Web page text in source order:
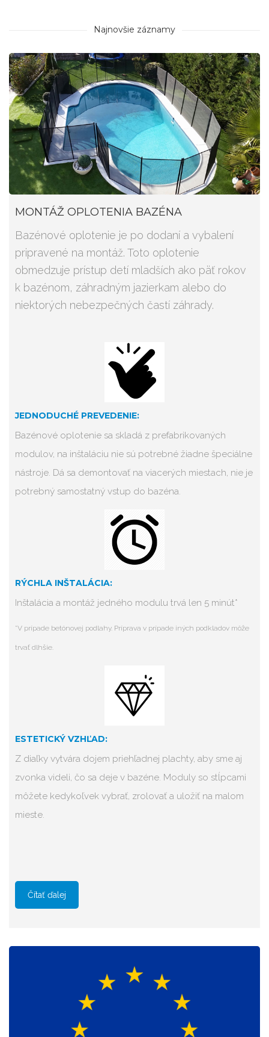
Najnovšie záznamy
MONTÁŽ OPLOTENIA BAZÉNA
Bazénové oplotenie je po dodaní a vybalení
pripravené na montáž. Toto oplotenie
obmedzuje prístup detí mladších ako päť rokov
k bazénom, záhradným jazierkam alebo do
niektorých nebezpečných častí záhrady.
JEDNODUCHÉ PREVEDENIE:
Bazénové oplotenie sa skladá z prefabrikovaných
modulov, na inštaláciu nie sú potrebné žiadne špeciálne
nástroje. Dá sa demontovať na viacerých miestach, nie je
potrebný samostatný vstup do bazéna.
RÝCHLA INŠTALÁCIA:
Inštalácia a montáž jedného modulu trvá len 5 minút*
*V prípade betónovej podlahy. Príprava v prípade iných podkladov môže
trvať dlhšie.
ESTETICKÝ VZHĽAD:
Z diaľky vytvára dojem priehľadnej plachty, aby sme aj
zvonka videli, čo sa deje v bazéne. Moduly so stĺpcami
môžete kedykoľvek vybrať, zrolovať a uložiť na malom
mieste.
Čítať ďalej